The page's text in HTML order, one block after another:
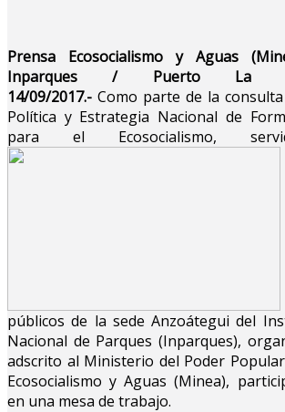
Prensa Ecosocialismo y Aguas
Inparques / Puerto La
14/09/2017.- Como parte de la
Política y Estrategia Nacional de
para el Ecosocialismo,
públicos de la sede Anzoátegui del
Nacional de Parques (Inparques),
adscrito al Ministerio del Poder
Ecosocialismo y Aguas (Minea),
en una mesa de trabajo.